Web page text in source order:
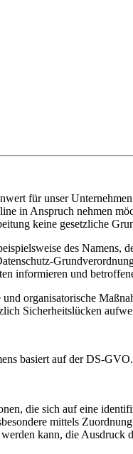
für unser
in Anspruch nehmen
keine gesetzliche
des
informieren und
organisatorische
Sicherheitslücken
basiert auf der DS-
die sich auf eine
mittels
kann, die Ausdruck